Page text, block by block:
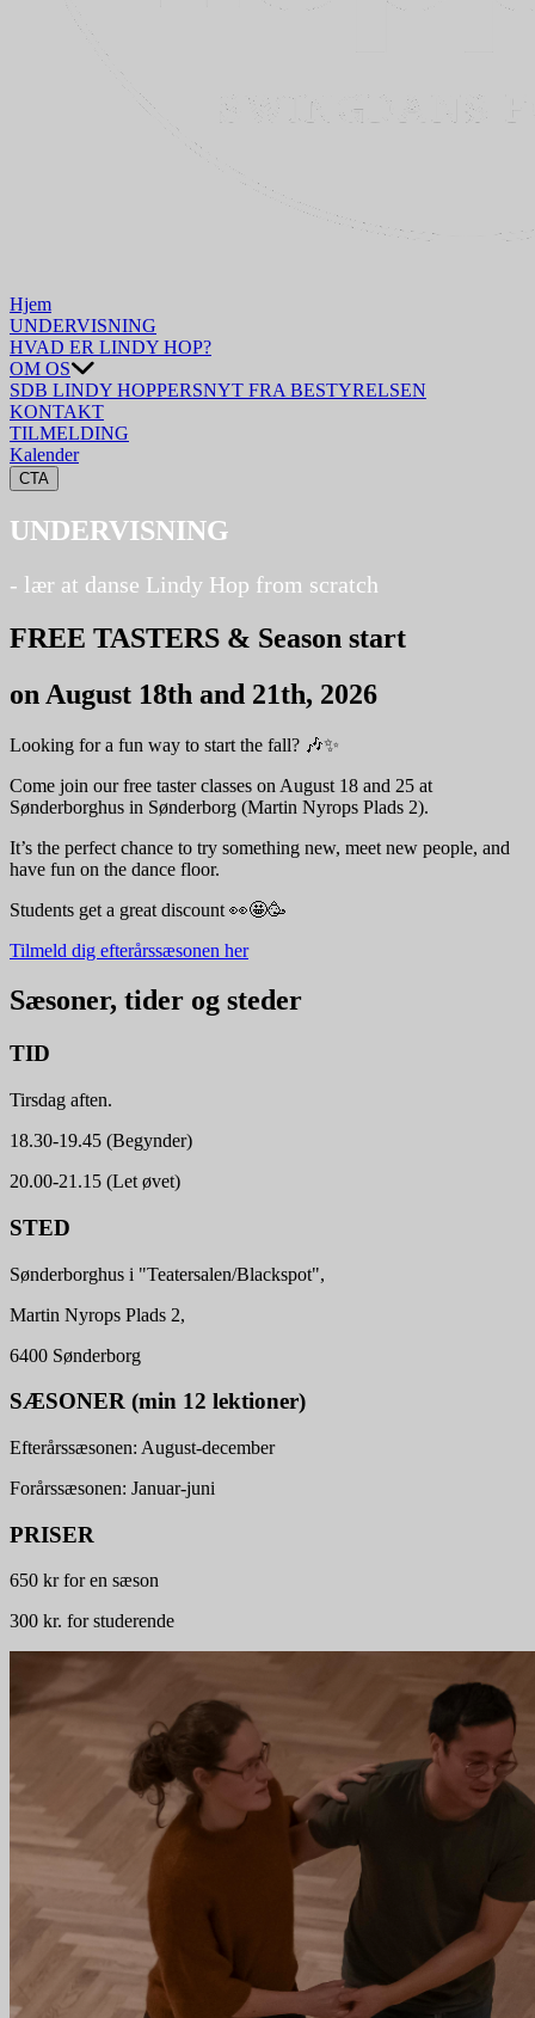
Hjem
UNDERVISNING
HVAD ER LINDY HOP?
OM OS
SDB LINDY HOPPERSNYT FRA BESTYRELSEN
KONTAKT
TILMELDING
Kalender
CTA
UNDERVISNING
- lær at danse Lindy Hop from scratch
FREE TASTERS & Season start
on August 18th and 21th, 2026
Looking for a fun way to start the fall? 🎶✨
Come join our free taster classes on August 18 and 25 at
Sønderborghus in Sønderborg (Martin Nyrops Plads 2).
It’s the perfect chance to try something new, meet new people, and
have fun on the dance floor.
Students get a great discount 👀🤩🥳
Tilmeld dig efterårssæsonen her
Sæsoner, tider og steder
TID
Tirsdag aften.
18.30-19.45 (Begynder)
20.00-21.15 (Let øvet)
STED
Sønderborghus i "Teatersalen/Blackspot",
Martin Nyrops Plads 2,
6400 Sønderborg
SÆSONER (min 12 lektioner)
Efterårssæsonen: August-december
Forårssæsonen: Januar-juni
PRISER
650 kr for en sæson
300 kr. for studerende